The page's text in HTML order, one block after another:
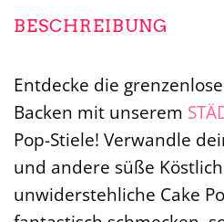
BESCHREIBUNG
Entdecke die
Backen mit unserem
Pop-Stiele! Verwandle
und andere süße
unwiderstehliche Cake